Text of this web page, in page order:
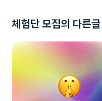
체험단 모집의 다른글